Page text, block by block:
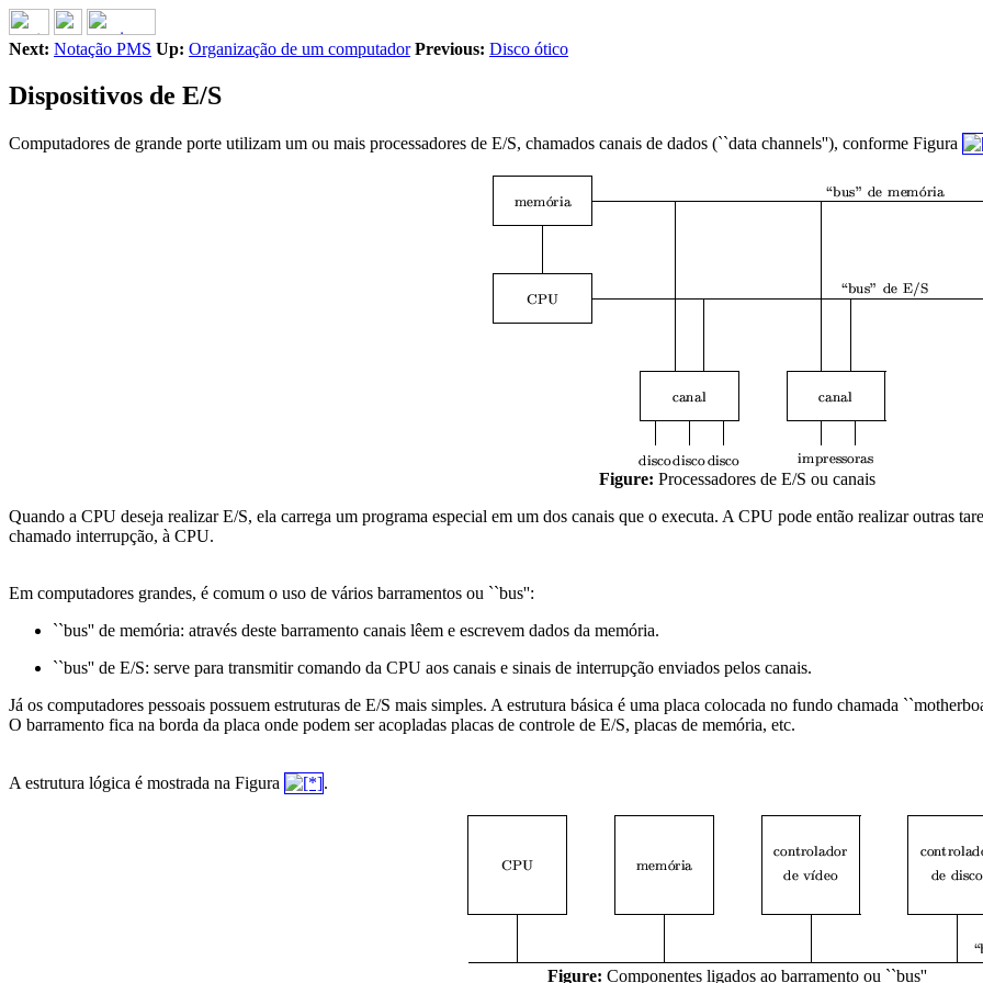
Next: Notação PMS Up: Organização de um computador Previous: Disco ótico
Dispositivos de E/S
Computadores de grande porte utilizam um ou mais processadores de E/S, chamados canais de dados (``data channels''), conforme Figura
Figure: Processadores de E/S ou canais
Quando a CPU deseja realizar E/S, ela carrega um programa especial em um dos canais que o executa. A CPU pode então realizar outras
chamado interrupção, à CPU.
Em computadores grandes, é comum o uso de vários barramentos ou ``bus'':
``bus'' de memória: através deste barramento canais lêem e escrevem dados da memória.
``bus'' de E/S: serve para transmitir comando da CPU aos canais e sinais de interrupção enviados pelos canais.
Já os computadores pessoais possuem estruturas de E/S mais simples. A estrutura básica é uma placa colocada no fundo chamada
O barramento fica na borda da placa onde podem ser acopladas placas de controle de E/S, placas de memória, etc.
A estrutura lógica é mostrada na Figura .
Figure: Componentes ligados ao barramento ou ``bus''